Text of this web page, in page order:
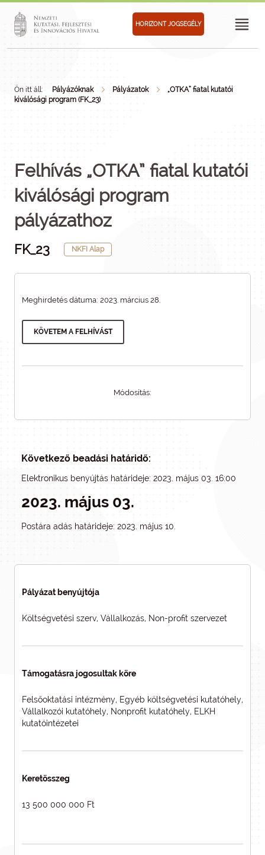
HORIZONT JOGSEGÉLY
Ön itt áll: Pályázóknak Pályázatok
„OTKA” fiatal kutatói
kiválósági program (FK_23)
Felhívás „OTKA” fiatal kutatói
kiválósági program
pályázathoz
FK_23 NKFI Alap
Meghirdetés dátuma: 2023. március 28.
KÖVETEM A FELHÍVÁST
Módosítás:
Következő beadási határidő:
Elektronikus benyújtás határideje: 2023. május 03. 16:00
2023. május 03.
Postára adás határideje: 2023. május 10.
Pályázat benyújtója
Költségvetési szerv, Vállalkozás, Non-profit szervezet
Támogatásra jogosultak köre
Felsőoktatási intézmény, Egyéb költségvetési kutatóhely,
Vállalkozói kutatóhely, Nonprofit kutatóhely, ELKH
kutatóintézetei
Keretösszeg
13 500 000 000 Ft